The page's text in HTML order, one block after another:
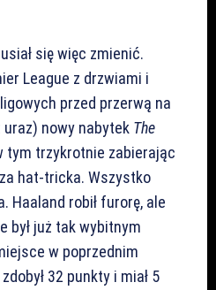
się więc zmienić.
League z drzwiami i
przed przerwą na
uraz) nowy nabytek The
tym trzykrotnie zabierając
hat-tricka. Wszystko
Haaland robił furorę, ale
był już tak wybitnym
w poprzednim
32 punkty i miał 5